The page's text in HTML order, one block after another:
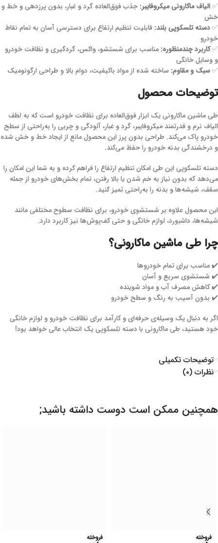
✅الیاف ماکارونی میکروفایبر: جذب فوق‌العاده گرد و غبار، بدون پرزدهی و خط و
خش
✅دسته تلسکوپی بلند: قابلیت تنظیم ارتفاع برای دسترسی آسان به تمام نقاط
خودرو
✅کاربرد چندمنظوره: مناسب برای شستشو، واکس، گردگیری و نظافت خودرو
و وسایل خانگی
✅سبک و مقاوم: ساخته شده از مواد باکیفیت، دوام بالا و طراحی ارگونومیک
توضیحات محصول
طی ماشین ماکارونی یک ابزار فوق‌العاده برای نظافت خودرو است که به لطف
الیاف نرم و قدرتمند میکروفایبر، گرد و غبار، آلودگی و چربی را به‌راحتی از سطح
خودرو پاک می‌کند. طراحی بدون پرز این محصول مانع از ایجاد خط و خش شده
و درخشندگی بدنه خودرو را حفظ می‌کند.
دسته تلسکوپی این طی امکان تنظیم ارتفاع را فراهم کرده و به شما این امکان را
می‌دهد که بدون نیاز به خم شدن یا بالا رفتن، تمام بخش‌های خودرو از جمله
سقف، شیشه‌ها و بدنه را به‌راحتی تمیز کنید.
این محصول علاوه بر شستشوی خودرو، برای نظافت سطوح مختلفی مانند
شیشه‌ها، داشبورد، لوازم خانگی و حتی کف‌پوش‌ها نیز کاربرد دارد.
چرا طی ماشین ماکارونی؟
✔️ مناسب برای تمام خودروها
✔️ شستشوی سریع و آسان
✔️ کاهش مصرف آب و مواد شوینده
✔️ بدون آسیب به رنگ و سطح خودرو
اگر به دنبال یک وسیله‌ی حرفه‌ای و کارآمد برای نظافت خودرو و لوازم خانگی
خود هستید، طی ماکارونی با دسته تلسکوپی یک انتخاب عالی خواهد بود!
توضیحات تکمیلی
نظرات (۰)
همچنین ممکن است دوست داشته باشید;
فروخته فروخته